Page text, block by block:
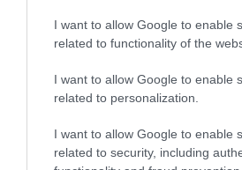
I want to allow Google to enable
related to functionality of the
I want to allow Google to enable
related to personalization.
I want to allow Google to enable
related to security, including